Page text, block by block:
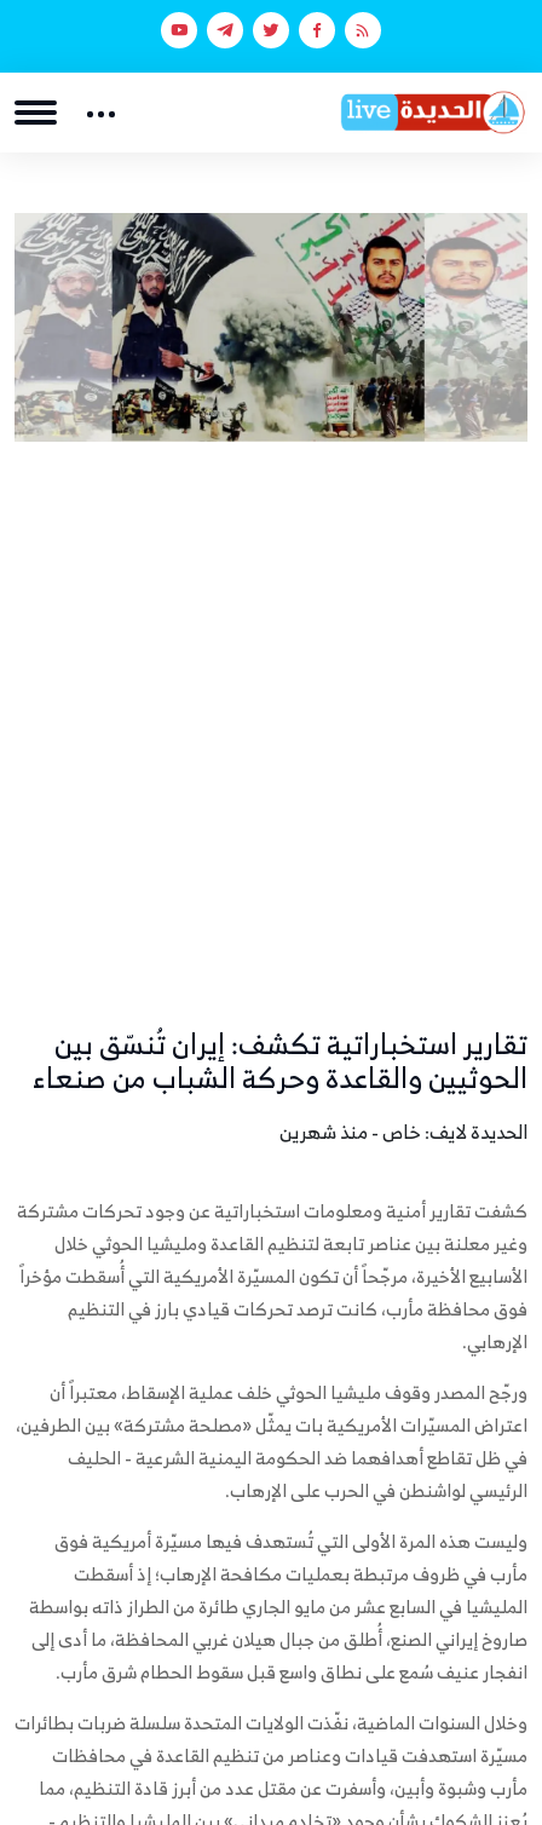
تقارير استخباراتية تكشف: إيران تُنسّق بين
الحوثيين والقاعدة وحركة الشباب من صنعاء
الحديدة لايف: خاص - منذ شهرين
كشفت تقارير أمنية ومعلومات استخباراتية عن وجود تحركات مشتركة
وغير معلنة بين عناصر تابعة لتنظيم القاعدة ومليشيا الحوثي خلال
الأسابيع الأخيرة، مرجّحاً أن تكون المسيّرة الأمريكية التي أُسقطت مؤخراً
فوق محافظة مأرب، كانت ترصد تحركات قيادي بارز في التنظيم
الإرهابي.
ورجّح المصدر وقوف مليشيا الحوثي خلف عملية الإسقاط، معتبراً أن
اعتراض المسيّرات الأمريكية بات يمثّل «مصلحة مشتركة» بين الطرفين،
في ظل تقاطع أهدافهما ضد الحكومة اليمنية الشرعية - الحليف
الرئيسي لواشنطن في الحرب على الإرهاب.
وليست هذه المرة الأولى التي تُستهدف فيها مسيّرة أمريكية فوق
مأرب في ظروف مرتبطة بعمليات مكافحة الإرهاب؛ إذ أسقطت
المليشيا في السابع عشر من مايو الجاري طائرة من الطراز ذاته بواسطة
صاروخ إيراني الصنع، أُطلق من جبال هيلان غربي المحافظة، ما أدى إلى
انفجار عنيف سُمع على نطاق واسع قبل سقوط الحطام شرق مأرب.
وخلال السنوات الماضية، نفّذت الولايات المتحدة سلسلة ضربات بطائرات
مسيّرة استهدفت قيادات وعناصر من تنظيم القاعدة في محافظات
مأرب وشبوة وأبين، وأسفرت عن مقتل عدد من أبرز قادة التنظيم، مما